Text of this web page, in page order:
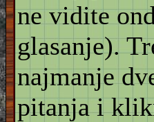
ne vidite
glasanje).
najmanje
pitanja i